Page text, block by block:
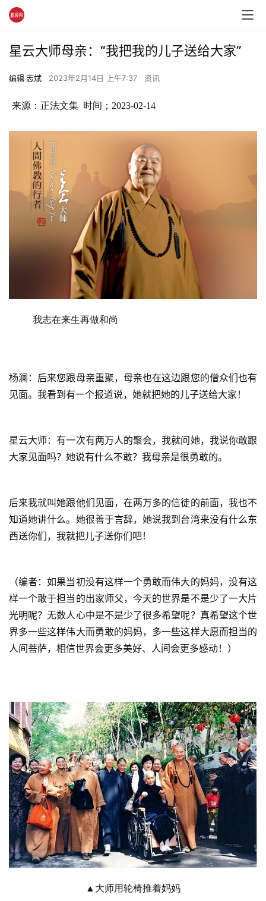
星云大师母亲：“我把我的儿子送给大家”
编辑 志斌 2023年2月14日 上午7:37 资讯
来源：正法文集 时间；2023-02-14
我志在来生再做和尚
杨澜：后来您跟母亲重聚，母亲也在这边跟您的僧众们也有
见面。我看到有一个报道说，她就把她的儿子送给大家！
星云大师：有一次有两万人的聚会，我就问她，我说你敢跟
大家见面吗？她说有什么不敢？我母亲是很勇敢的。
后来我就叫她跟他们见面，在两万多的信徒的前面，我也不
知道她讲什么。她很善于言辞，她说我到台湾来没有什么东
西送你们，我就把儿子送你们吧！
（编者：如果当初没有这样一个勇敢而伟大的妈妈，没有这
样一个敢于担当的出家师父，今天的世界是不是少了一大片
光明呢？无数人心中是不是少了很多希望呢？真希望这个世
界多一些这样伟大而勇敢的妈妈，多一些这样大愿而担当的
人间菩萨，相信世界会更多美好、人间会更多感动！）
▲大师用轮椅推着妈妈